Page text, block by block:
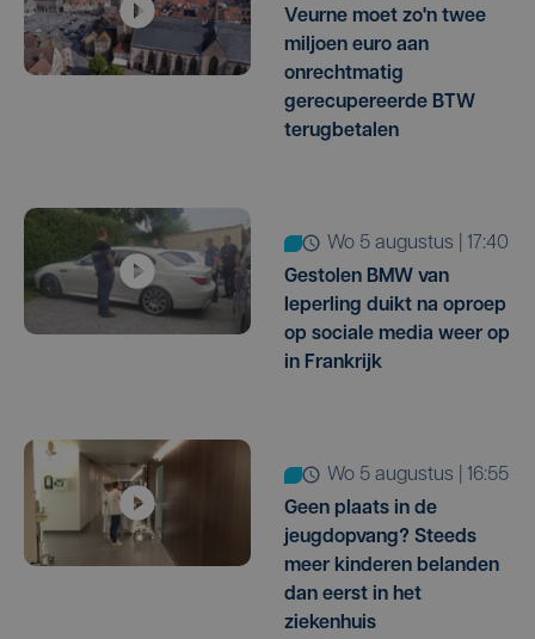
Veurne moet zo'n twee
miljoen euro aan
onrechtmatig
gerecupereerde BTW
terugbetalen
wo 5 augustus | 17:40
Gestolen BMW van
Ieperling duikt na oproep
op sociale media weer op
in Frankrijk
wo 5 augustus | 16:55
Geen plaats in de
jeugdopvang? Steeds
meer kinderen belanden
dan eerst in het
ziekenhuis